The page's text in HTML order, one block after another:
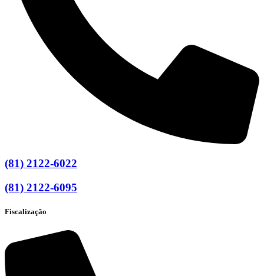
(81) 2122-6022
(81) 2122-6095
Fiscalização